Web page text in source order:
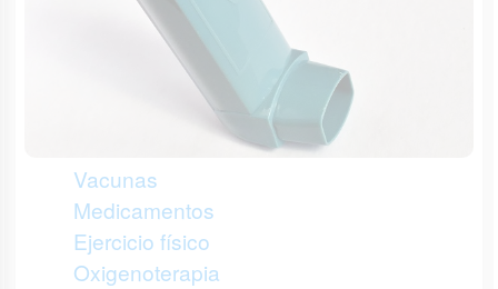
Vacunas
Medicamentos
Ejercicio físico
Oxigenoterapia